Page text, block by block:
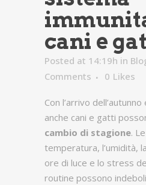
cani e
Posted at 14:19h in
Comments
0 Likes
Con l’arrivo
anche cani e gatti
cambio di stagione.
temperatura, l’umidità,
ore di luce e lo stress
routine possono